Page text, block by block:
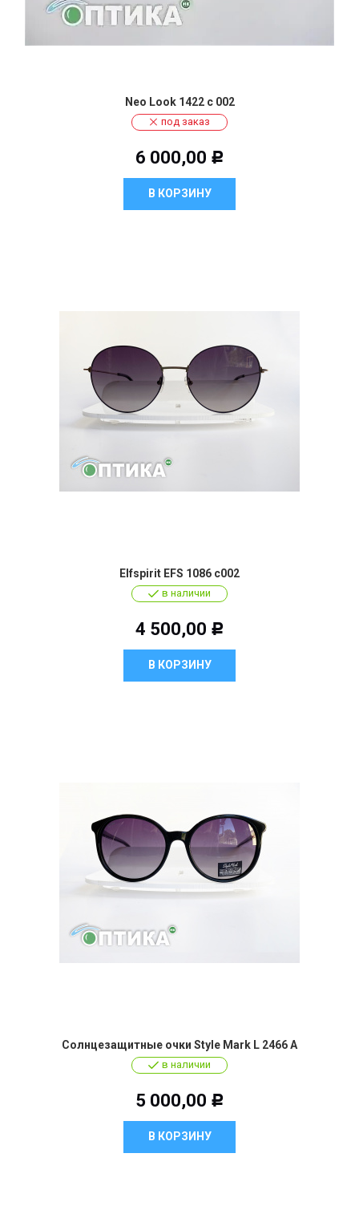
Neo Look 1422 c 002
под заказ
6 000,00 Р
В КОРЗИНУ
Elfspirit EFS 1086 c002
в наличии
4 500,00 Р
В КОРЗИНУ
Солнцезащитные очки Style Mark L 2466 A
в наличии
5 000,00 Р
В КОРЗИНУ